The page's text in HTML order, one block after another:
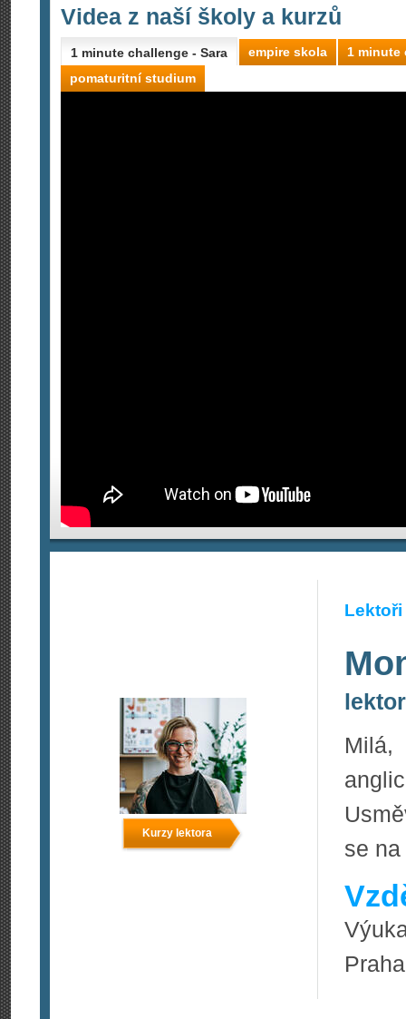
Videa z naší školy a kurzů
1 minute challenge - Sara empire skola
1 minute
pomaturitní studium
Kurzy lektora
Milá,
se
Praha